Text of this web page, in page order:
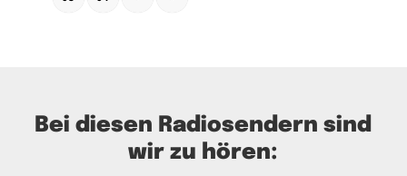
Bei diesen Radiosendern sind
wir zu hören: